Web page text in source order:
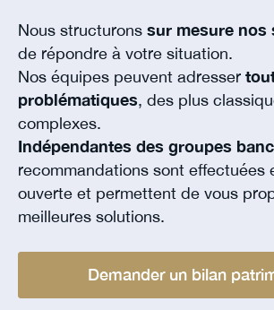
Nous structurons sur mesure nos
de répondre à votre situation.
Nos équipes peuvent adresser
problématiques, des plus
complexes.
Indépendantes des groupes
recommandations sont effectuées
ouverte et permettent de vous
meilleures solutions.
Demander un bilan